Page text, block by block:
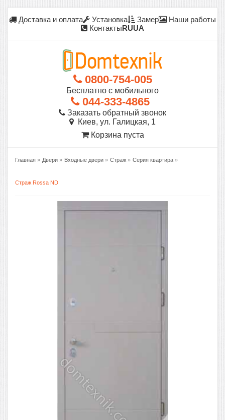
Доставка и оплата Установка Замер
Наши работы
КонтактыRUUA
0800-754-005
Бесплатно с мобильного
044-333-4865
Заказать обратный звонок
Киев, ул. Галицкая, 1
Корзина пуста
Главная » Двери » Входные двери » Страж » Серия квартира »
Страж Rossa ND